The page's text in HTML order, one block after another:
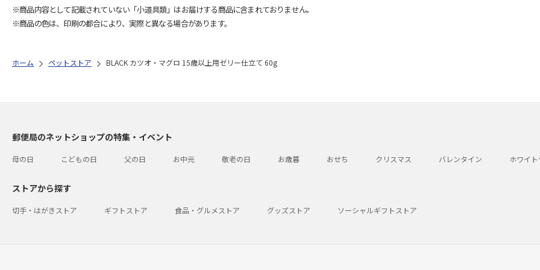
※商品内容として記載されていない「小道具類」はお届けする商品に含まれておりません。
※商品の色は、印刷の都合により、実際と異なる場合があります。
ホーム ペットストア BLACK カツオ・マグロ 15歳以上用ゼリー仕立て 60g
郵便局のネットショップの特集・イベント
母の日 こどもの日 父の日 お中元 敬老の日 お歳暮 おせち クリスマス バレンタイン ホワイ
ストアから探す
切手・はがきストア ギフトストア 食品・グルメストア グッズストア ソーシャルギフトストア